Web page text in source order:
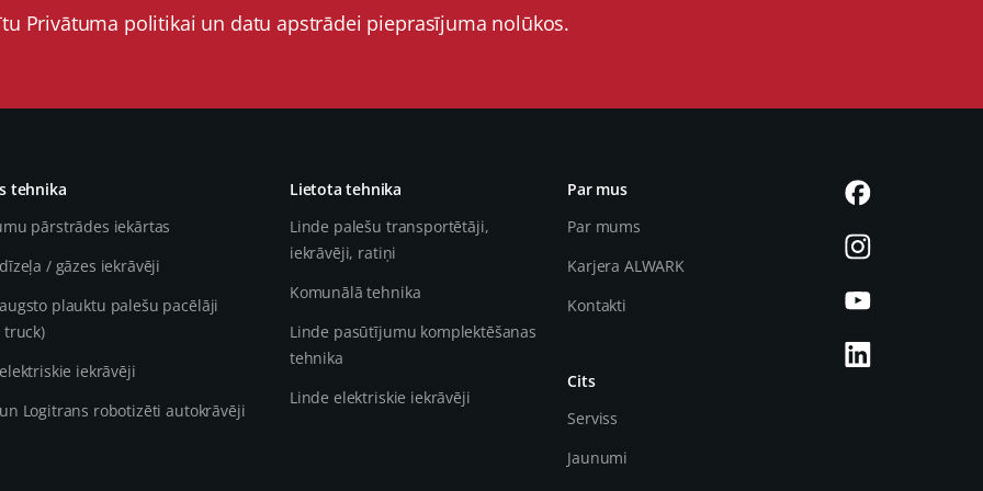
Privātuma politikai un datu apstrādei pieprasījuma nolūkos.
tehnika
pārstrādes iekārtas
/ gāzes iekrāvēji
plauktu palešu pacēlāji
truck)
iekrāvēji
Logitrans robotizēti autokrāvēji
Lietota tehnika
Linde palešu transportētāji,
iekrāvēji, ratiņi
Komunālā tehnika
Linde pasūtījumu komplektēšanas
tehnika
Linde elektriskie iekrāvēji
Par mus
Par mums
Karjera ALWARK
Kontakti
Cits
Serviss
Jaunumi